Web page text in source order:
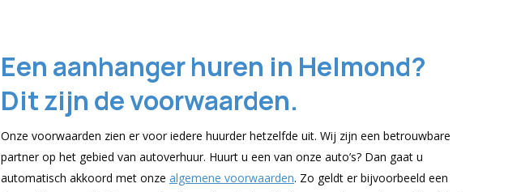
Een aanhanger huren in Helmond?
Dit zijn de voorwaarden.
Onze voorwaarden zien er voor iedere huurder hetzelfde uit. Wij zijn een betrouwbare
partner op het gebied van autoverhuur. Huurt u een van onze auto’s? Dan gaat u
automatisch akkoord met onze algemene voorwaarden. Zo geldt er bijvoorbeeld een